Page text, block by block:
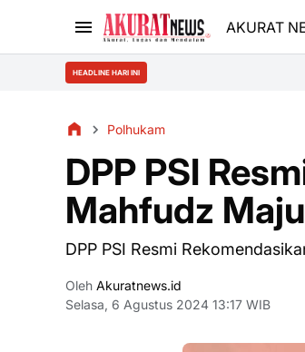
AKURAT
HEADLINE HARI INI
Polhukam
DPP PSI
Mahfudz
DPP PSI Resmi
Oleh Akuratnews.id
Selasa, 6 Agustus 2024 13:17 WIB